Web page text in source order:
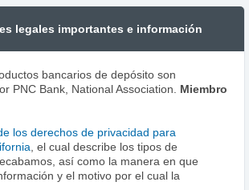
legales importantes e información
bancarios de depósito son
PNC Bank, National Association. Miembro
los derechos de privacidad para
, el cual describe los tipos de
así como la manera en que
y el motivo por el cual la